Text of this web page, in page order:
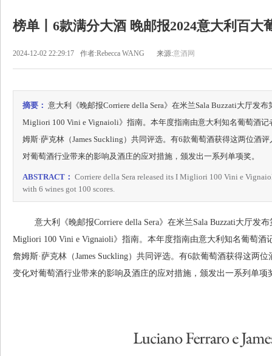
榜单丨6款满分大酒 晚邮报2024意大利百大
2024-12-02 22:29:17 作者:Rebecca WANG 来源:意酒网
摘要： 意大利《晚邮报Corriere della Sera》在米兰Sala Buzzati大厅发
Migliori 100 Vini e Vignaioli》指南。本年度指南由意大利知名葡萄酒记
姆斯·萨克林（James Suckling）共同评选。有6款葡萄酒获得这两位酒
对葡萄酒行业带来的影响及酒庄的应对措施，颁发出一系列单项奖。
ABSTRACT： Corriere della Sera released its I Migliori 100 Vini e
with 6 wines got 100 scores.
意大利《晚邮报Corriere della Sera》在米兰Sala Buzzati大厅发
Migliori 100 Vini e Vignaioli》指南。本年度指南由意大利知名葡萄酒
詹姆斯·萨克林（James Suckling）共同评选。有6款葡萄酒获得这两
变化对葡萄酒行业带来的影响及酒庄的应对措施，颁发出一系列单项